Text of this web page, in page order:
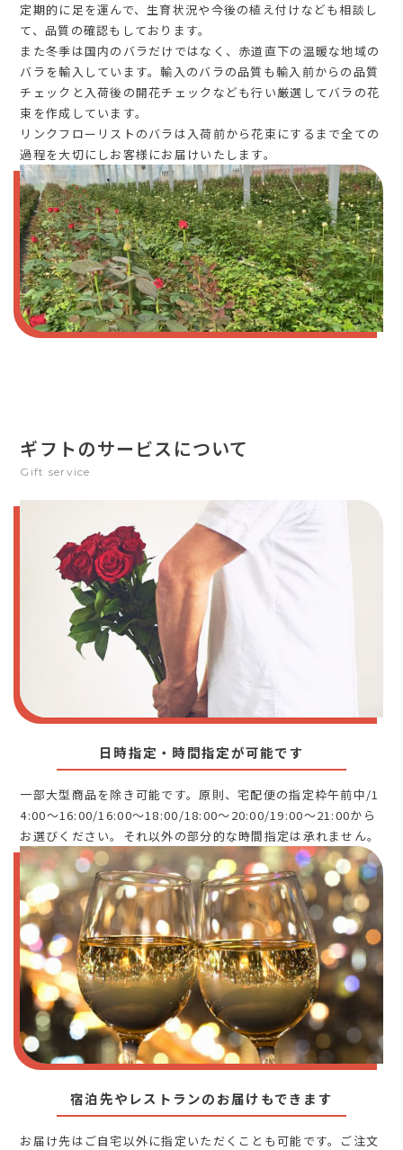
定期的に足を運んで、生育状況や今後の植え付けなども相談し
て、品質の確認もしております。
また冬季は国内のバラだけではなく、赤道直下の温暖な地域の
バラを輸入しています。輸入のバラの品質も輸入前からの品質
チェックと入荷後の開花チェックなども行い厳選してバラの花
束を作成しています。
リンクフローリストのバラは入荷前から花束にするまで全ての
過程を大切にしお客様にお届けいたします。
ギフトのサービスについて
Gift service
日時指定・時間指定が可能です
一部大型商品を除き可能です。原則、宅配便の指定枠午前中/1
4:00～16:00/16:00～18:00/18:00～20:00/19:00～21:00から
お選びください。それ以外の部分的な時間指定は承れません。
宿泊先やレストランのお届けもできます
お届け先はご自宅以外に指定いただくことも可能です。ご注文